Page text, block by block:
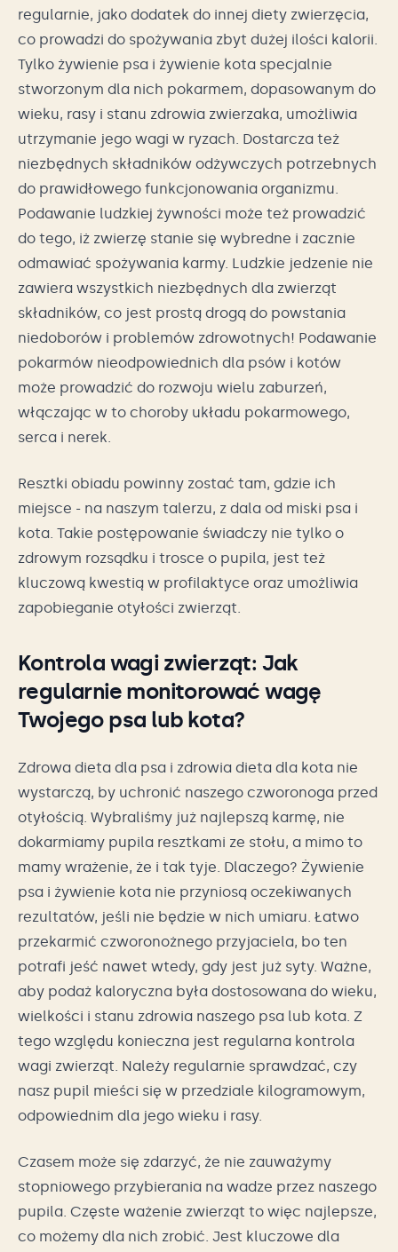
regularnie, jako dodatek do innej diety zwierzęcia,
co prowadzi do spożywania zbyt dużej ilości kalorii.
Tylko żywienie psa i żywienie kota specjalnie
stworzonym dla nich pokarmem, dopasowanym do
wieku, rasy i stanu zdrowia zwierzaka, umożliwia
utrzymanie jego wagi w ryzach. Dostarcza też
niezbędnych składników odżywczych potrzebnych
do prawidłowego funkcjonowania organizmu.
Podawanie ludzkiej żywności może też prowadzić
do tego, iż zwierzę stanie się wybredne i zacznie
odmawiać spożywania karmy. Ludzkie jedzenie nie
zawiera wszystkich niezbędnych dla zwierząt
składników, co jest prostą drogą do powstania
niedoborów i problemów zdrowotnych! Podawanie
pokarmów nieodpowiednich dla psów i kotów
może prowadzić do rozwoju wielu zaburzeń,
włączając w to choroby układu pokarmowego,
serca i nerek.
Resztki obiadu powinny zostać tam, gdzie ich
miejsce - na naszym talerzu, z dala od miski psa i
kota. Takie postępowanie świadczy nie tylko o
zdrowym rozsądku i trosce o pupila, jest też
kluczową kwestią w profilaktyce oraz umożliwia
zapobieganie otyłości zwierząt.
Kontrola wagi zwierząt: Jak
regularnie monitorować wagę
Twojego psa lub kota?
Zdrowa dieta dla psa i zdrowia dieta dla kota nie
wystarczą, by uchronić naszego czworonoga przed
otyłością. Wybraliśmy już najlepszą karmę, nie
dokarmiamy pupila resztkami ze stołu, a mimo to
mamy wrażenie, że i tak tyje. Dlaczego? Żywienie
psa i żywienie kota nie przyniosą oczekiwanych
rezultatów, jeśli nie będzie w nich umiaru. Łatwo
przekarmić czworonożnego przyjaciela, bo ten
potrafi jeść nawet wtedy, gdy jest już syty. Ważne,
aby podaż kaloryczna była dostosowana do wieku,
wielkości i stanu zdrowia naszego psa lub kota. Z
tego względu konieczna jest regularna kontrola
wagi zwierząt. Należy regularnie sprawdzać, czy
nasz pupil mieści się w przedziale kilogramowym,
odpowiednim dla jego wieku i rasy.
Czasem może się zdarzyć, że nie zauważymy
stopniowego przybierania na wadze przez naszego
pupila. Częste ważenie zwierząt to więc najlepsze,
co możemy dla nich zrobić. Jest kluczowe dla